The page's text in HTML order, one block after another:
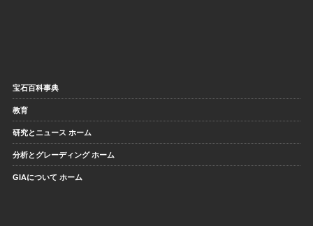
宝石百科事典
教育
研究とニュース ホーム
分析とグレーディング ホーム
GIAについて ホーム